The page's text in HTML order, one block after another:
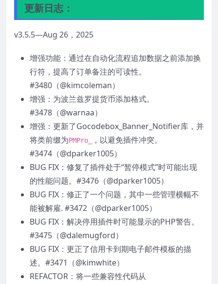
更新日志：
v3.5.5—Aug 26，2025
增强功能：通过在自动化流程追加数据之前添加换
行符，提高了订单备注的可读性。
#3480（@kimcoleman）
增强：为波兰兹罗提货币添加格式。
#3478（@warnaa）
增强：更新了Gocodebox_Banner_Notifier库，并
将类前缀为PMPro_
，以避免插件冲突。
#3474（@dparker1005）
BUG FIX：修复了插件处于“暂停模式”时可能出现
的性能问题。#3476（@dparker1005）
BUG FIX：修正了一个问题，其中一些管理横幅不
能被解雇. #3472（@dparker1005）
BUG FIX：解决停用插件时可能显示的PHP警告。
#3475（@dalemugford）
BUG FIX：更正了信用卡到期电子邮件模板的描
述。#3471（@kimwhite）
REFACTOR：将一些兼容性代码从